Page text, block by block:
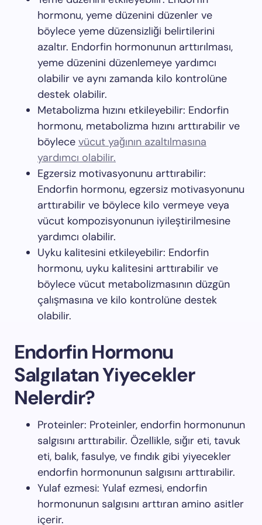
hormonu, yeme düzenini düzenler ve
böylece yeme düzensizliği belirtilerini
azaltır. Endorfin hormonunun arttırılması,
yeme düzenini düzenlemeye yardımcı
olabilir ve aynı zamanda kilo kontrolüne
destek olabilir.
Metabolizma hızını etkileyebilir: Endorfin
hormonu, metabolizma hızını arttırabilir ve
böylece vücut yağının azaltılmasına
yardımcı olabilir.
Egzersiz motivasyonunu arttırabilir:
Endorfin hormonu, egzersiz motivasyonunu
arttırabilir ve böylece kilo vermeye veya
vücut kompozisyonunun iyileştirilmesine
yardımcı olabilir.
Uyku kalitesini etkileyebilir: Endorfin
hormonu, uyku kalitesini arttırabilir ve
böylece vücut metabolizmasının düzgün
çalışmasına ve kilo kontrolüne destek
olabilir.
Endorfin Hormonu
Salgılatan Yiyecekler
Nelerdir?
Proteinler: Proteinler, endorfin hormonunun
salgısını arttırabilir. Özellikle, sığır eti, tavuk
eti, balık, fasulye, ve fındık gibi yiyecekler
endorfin hormonunun salgısını arttırabilir.
Yulaf ezmesi: Yulaf ezmesi, endorfin
hormonunun salgısını arttıran amino asitler
içerir.